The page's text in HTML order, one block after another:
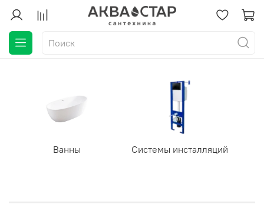
Ванны Системы инсталляций